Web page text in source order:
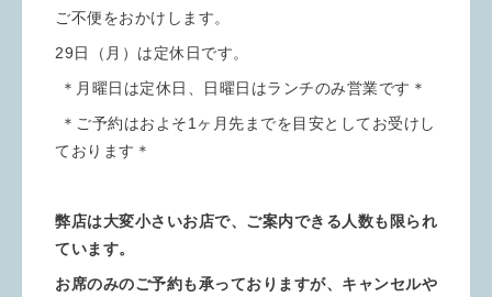
ご不便をおかけします。
29日（月）は定休日です。
＊月曜日は定休日、日曜日はランチのみ営業です＊
＊ご予約はおよそ1ヶ月先までを目安としてお受けし
ております＊
弊店は大変小さいお店で、ご案内できる人数も限られ
ています。
お席のみのご予約も承っておりますが、キャンセルや